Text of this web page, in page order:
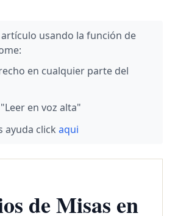
artículo usando la función de
en cualquier parte del
en voz alta"
ayuda click aqui
de Misas en